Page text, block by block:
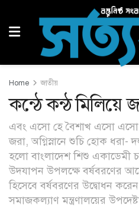
Home জাতীয়
কন্ঠে কন্ঠ মিলিয়ে
এবং এসো হে বৈশাখ এসো এসো,
জরা, অগ্নিস্নানে শুচি হোক ধরা-
হলো বাংলাদেশ শিশু একাডেমী
উদযাপন উপলক্ষে বর্ষবরণের
হিসেবে বর্ষবরণের উদ্বোধন
সমাজকল্যাণ মন্ত্রণালয়ের